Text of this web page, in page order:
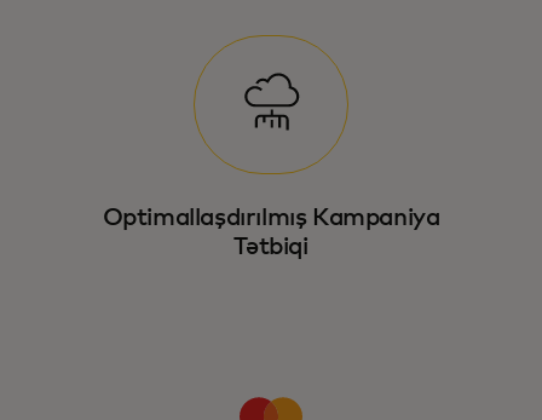
Optimallaşdırılmış Kampaniya
Tətbiqi